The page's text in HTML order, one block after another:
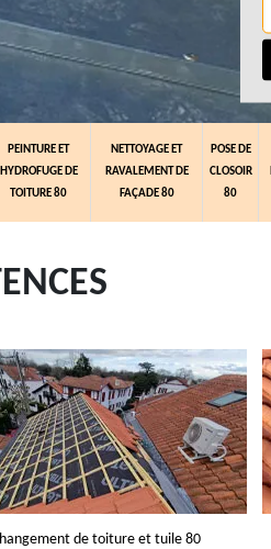
PEINTURE ET
HYDROFUGE DE
TOITURE 80
NETTOYAGE ET
RAVALEMENT DE
FAÇADE 80
POSE DE
CLOSOIR
80
de toiture et tuile 80